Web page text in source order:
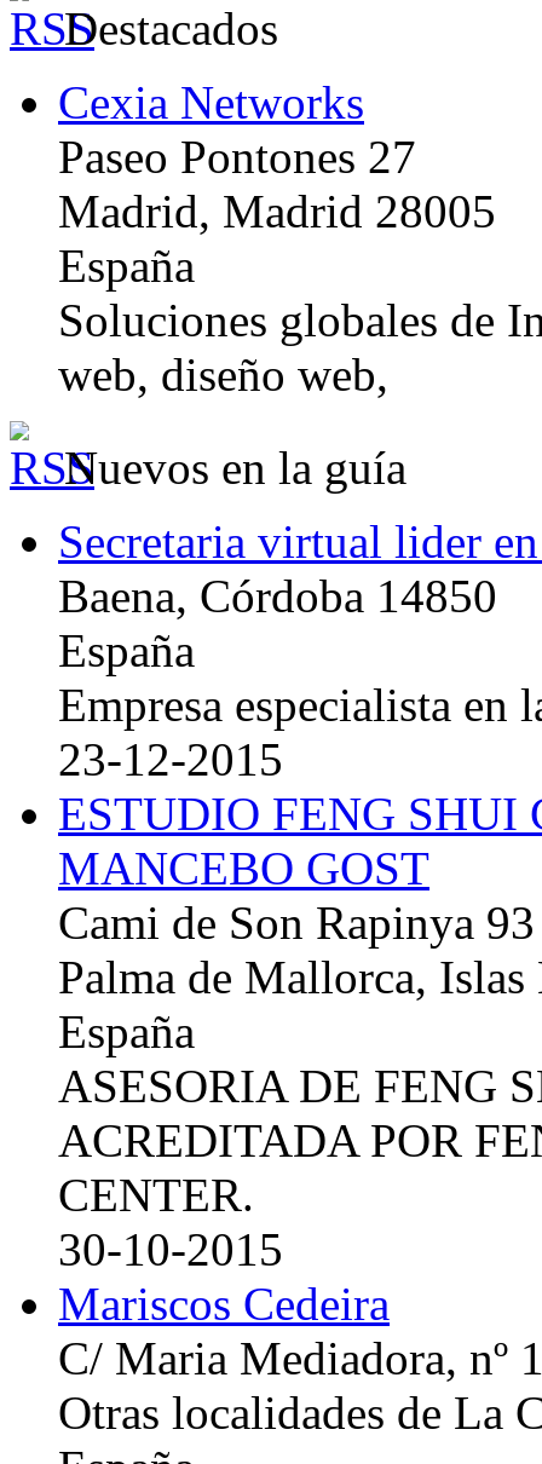
Destacados
Cexia Networks
Paseo Pontones 27
Madrid, Madrid 28005
España
Soluciones globales de
web, diseño web,
Nuevos en la guía
Secretaria virtual lider
Baena, Córdoba 14850
España
Empresa especialista en
23-12-2015
ESTUDIO FENG
MANCEBO GOST
Cami de Son Rapinya 93
Palma de Mallorca, Islas
España
ASESORIA DE FENG
ACREDITADA POR
CENTER.
30-10-2015
Mariscos Cedeira
C/ Maria Mediadora, nº
Otras localidades de La